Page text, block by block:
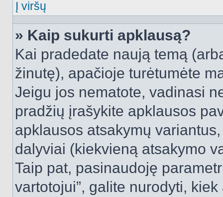
Į viršų
» Kaip sukurti apklausą?
Kai pradedate naują temą
žinutę), apačioje turėtumėte
Jeigu jos nematote, vadinasi
pradžių įrašykite apklausos
apklausos atsakymų
dalyviai (kiekvieną atsakymo
Taip pat, pasinaudoję
vartotojui”, galite nurodyti,